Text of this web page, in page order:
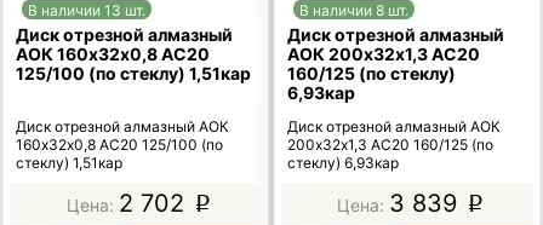
В наличии 13 шт.
Диск отрезной алмазный
АОК 160х32х0,8 АС20
125/100 (по стеклу) 1,51кар
Диск отрезной алмазный АОК
160х32х0,8 АС20 125/100 (по
стеклу) 1,51кар
2 702 p
В наличии 8 шт.
Диск отрезной алмазный
АОК 200х32х1,3 АС20
160/125 (по стеклу)
6,93кар
Диск отрезной алмазный АОК
200х32х1,3 АС20 160/125 (по
стеклу) 6,93кар
3 839 p